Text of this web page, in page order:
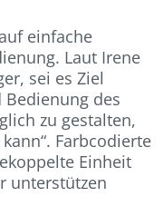
einfache
Laut Irene
sei es Ziel
Bedienung des
zu gestalten,
Farbcodierte
Einheit
unterstützen